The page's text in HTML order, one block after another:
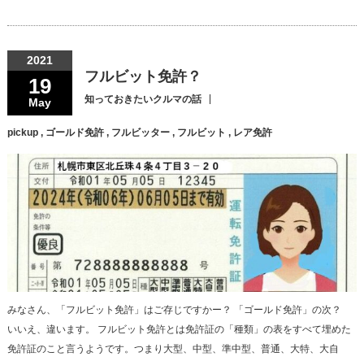
2021
19
May
フルビット免許？
知っておきたいクルマの話
pickup, ゴールド免許, フルビッター, フルビット , レア免許
みなさん、「フルビット免許」はご存じですかー？ 「ゴールド免許」の次？
いいえ、違います。 フルビット免許とは免許証の「種類」の表をすべて埋めた
免許証のこと言うようです。つまり大型、中型、準中型、普通、大特、大自